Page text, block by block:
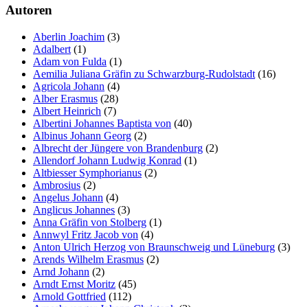
Autoren
Aberlin Joachim (3)
Adalbert (1)
Adam von Fulda (1)
Aemilia Juliana Gräfin zu Schwarzburg-Rudolstadt (16)
Agricola Johann (4)
Alber Erasmus (28)
Albert Heinrich (7)
Albertini Johannes Baptista von (40)
Albinus Johann Georg (2)
Albrecht der Jüngere von Brandenburg (2)
Allendorf Johann Ludwig Konrad (1)
Altbiesser Symphorianus (2)
Ambrosius (2)
Angelus Johann (4)
Anglicus Johannes (3)
Anna Gräfin von Stolberg (1)
Annwyl Fritz Jacob von (4)
Anton Ulrich Herzog von Braunschweig und Lüneburg (3)
Arends Wilhelm Erasmus (2)
Arnd Johann (2)
Arndt Ernst Moritz (45)
Arnold Gottfried (112)